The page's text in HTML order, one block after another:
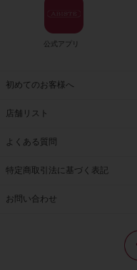
公式アプリ
初めてのお客様へ
店舗リスト
よくある質問
特定商取引法に基づく表記
お問い合わせ